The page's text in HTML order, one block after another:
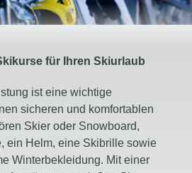
für Ihren Skiurlaub
ist eine wichtige
sicheren und komfortablen
Skier oder Snowboard,
ein Helm, eine Skibrille sowie
Winterbekleidung. Mit einer